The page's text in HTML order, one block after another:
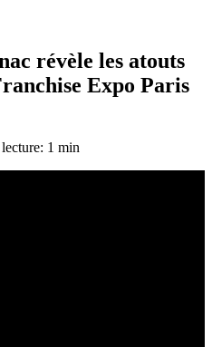
révèle les atouts
Expo Paris
1 min